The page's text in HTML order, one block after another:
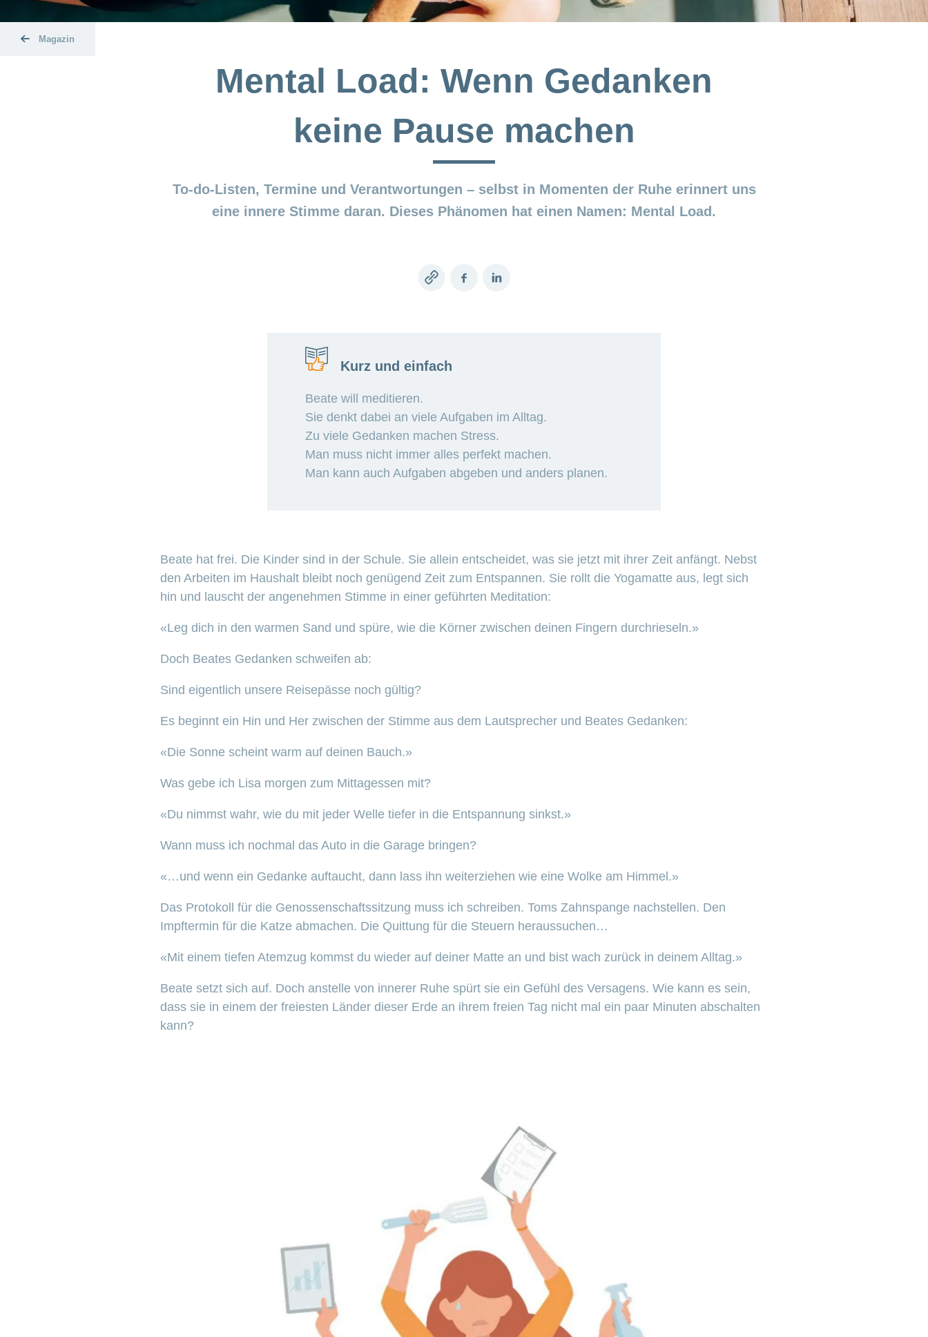
Magazin
Mental Load: Wenn Gedanken
keine Pause machen
To-do-Listen, Termine und Verantwortungen – selbst in Momenten der Ruhe erinnert uns
eine innere Stimme daran. Dieses Phänomen hat einen Namen: Mental Load.
Copy
FacebookLinkedIn
Kurz und einfach
Beate will meditieren.
Sie denkt dabei an viele Aufgaben im Alltag.
Zu viele Gedanken machen Stress.
Man muss nicht immer alles perfekt machen.
Man kann auch Aufgaben abgeben und anders planen.
Beate hat frei. Die Kinder sind in der Schule. Sie allein entscheidet, was sie jetzt mit ihrer Zeit anfängt. Nebst
den Arbeiten im Haushalt bleibt noch genügend Zeit zum Entspannen. Sie rollt die Yogamatte aus, legt sich
hin und lauscht der angenehmen Stimme in einer geführten Meditation:
«Leg dich in den warmen Sand und spüre, wie die Körner zwischen deinen Fingern durchrieseln.»
Doch Beates Gedanken schweifen ab:
Sind eigentlich unsere Reisepässe noch gültig?
Es beginnt ein Hin und Her zwischen der Stimme aus dem Lautsprecher und Beates Gedanken:
«Die Sonne scheint warm auf deinen Bauch.»
Was gebe ich Lisa morgen zum Mittagessen mit?
«Du nimmst wahr, wie du mit jeder Welle tiefer in die Entspannung sinkst.»
Wann muss ich nochmal das Auto in die Garage bringen?
«…und wenn ein Gedanke auftaucht, dann lass ihn weiterziehen wie eine Wolke am Himmel.»
Das Protokoll für die Genossenschaftssitzung muss ich schreiben. Toms Zahnspange nachstellen. Den
Impftermin für die Katze abmachen. Die Quittung für die Steuern heraussuchen…
«Mit einem tiefen Atemzug kommst du wieder auf deiner Matte an und bist wach zurück in deinem Alltag.»
Beate setzt sich auf. Doch anstelle von innerer Ruhe spürt sie ein Gefühl des Versagens. Wie kann es sein,
dass sie in einem der freiesten Länder dieser Erde an ihrem freien Tag nicht mal ein paar Minuten abschalten
kann?